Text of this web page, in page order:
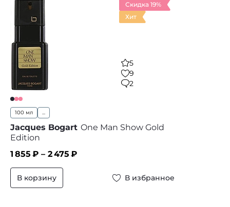
Скидка 19%
Хит
5
9
2
100 мл ...
Jacques Bogart One Man Show Gold
Edition
1 855 ₽ – 2 475 ₽
В корзину В избранное